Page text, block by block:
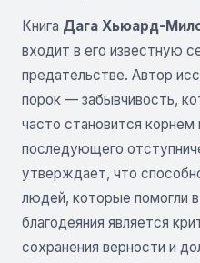
Книга Дага Хьюард-
входит в его известную
предательстве. Автор
порок — забывчивость,
часто становится корнем
последующего
утверждает, что
людей, которые помогли
благодеяния является
сохранения верности и